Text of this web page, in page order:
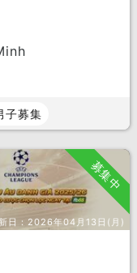
子募集
募集中
日：2026年04月13日(月)